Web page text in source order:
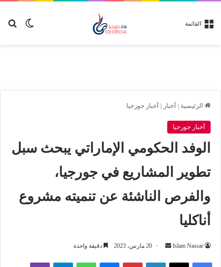
الوضع القائمة
الرئيسية | أخبار | أخبار جورجيا
أخبار جورجيا
الوفد الحكومي الإماراتي يبحث سبل
تطوير المشاريع في جورجيا،
والفرص الناشئة عن تنميته مشروع
أناكليا
Islam Nassar
أرسل 20 مارس، 2023 دقيقة واحدة
لينكدإن بينتيريستماسنجر واتساب تيلقرام ڤايبر